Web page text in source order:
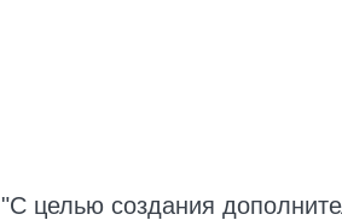
"С целью создания